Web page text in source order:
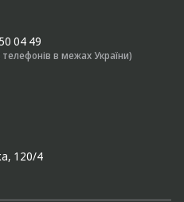
04 49
в межах України)
120/4